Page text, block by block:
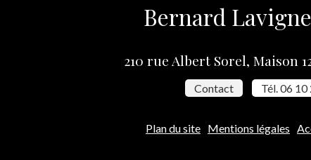
Bernard
210 rue Albert Sorel, Maison
Contact Tél. 06
Plan du site Mentions légales